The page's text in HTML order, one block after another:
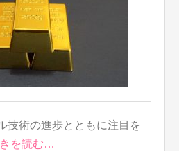
技術の進歩とともに注目を
を読む…